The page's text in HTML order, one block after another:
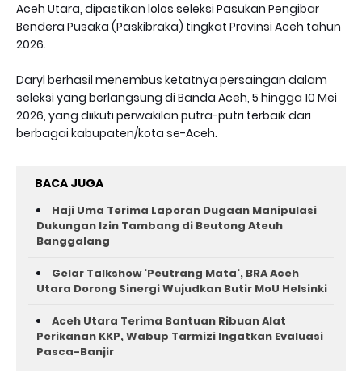
Aceh Utara, dipastikan lolos seleksi Pasukan Pengibar
Bendera Pusaka (Paskibraka) tingkat Provinsi Aceh tahun
2026.
Daryl berhasil menembus ketatnya persaingan dalam
seleksi yang berlangsung di Banda Aceh, 5 hingga 10 Mei
2026, yang diikuti perwakilan putra-putri terbaik dari
berbagai kabupaten/kota se-Aceh.
BACA JUGA
Haji Uma Terima Laporan Dugaan Manipulasi
Dukungan Izin Tambang di Beutong Ateuh
Banggalang
Gelar Talkshow 'Peutrang Mata', BRA Aceh
Utara Dorong Sinergi Wujudkan Butir MoU Helsinki
Aceh Utara Terima Bantuan Ribuan Alat
Perikanan KKP, Wabup Tarmizi Ingatkan Evaluasi
Pasca-Banjir